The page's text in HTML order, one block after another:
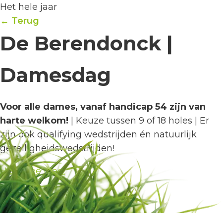
Het hele jaar
← Terug
De Berendonck |
Damesdag
Voor alle dames, vanaf handicap 54 zijn van
harte welkom! | Keuze tussen 9 of 18 holes | Er
zijn ook qualifying wedstrijden én natuurlijk
gezelligheidswedstrijden!
HGC Doe Mee!